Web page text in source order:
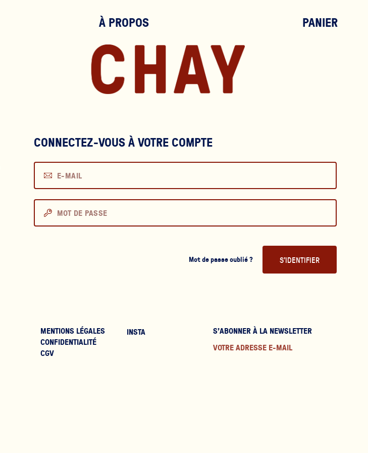
À PROPOS PANIER
CONNECTEZ-VOUS À VOTRE COMPTE
Mot de passe oublié ? S'IDENTIFIER
MENTIONS LÉGALES
CONFIDENTIALITÉ
CGV
INSTA S'ABONNER À LA NEWSLETTER